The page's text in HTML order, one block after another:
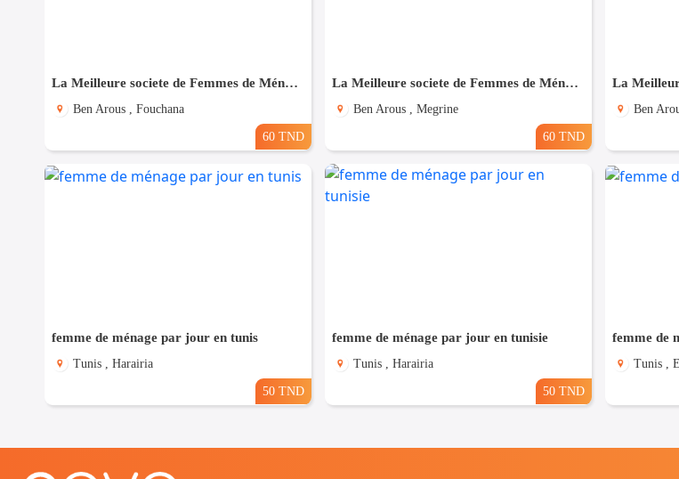
La Meilleure societe de Femmes de Ménage A Fouchana
Ben Arous , Fouchana
60 TND
La Meilleure societe de Femmes de Ménage A Megrine
Ben Arous , Megrine
60 TND
Ben
femme de ménage par jour en tunis
Tunis , Harairia
50 TND
femme de ménage par jour en tunisie
Tunis , Harairia
50 TND
femme de
Tunis ,